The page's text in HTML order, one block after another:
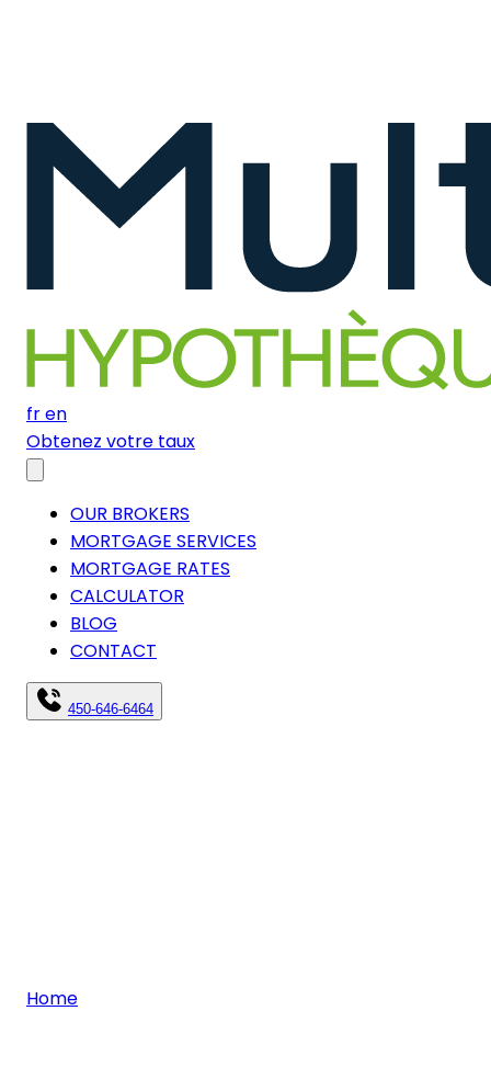
fren
Obtenez votre taux
OUR BROKERS
MORTGAGE SERVICES
MORTGAGE RATES
CALCULATOR
BLOG
CONTACT
450-646-6464
Home